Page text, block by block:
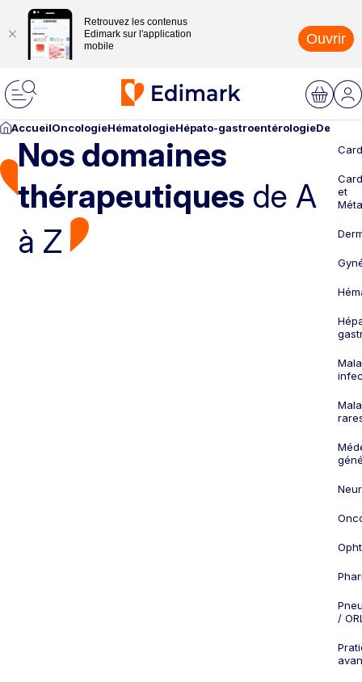
Retrouvez les contenus
Edimark sur l'application
mobile
Ouvrir
AccueilOncologieHématologieHépato-gastroentérologie
Nos domaines
thérapeutiques de A
à Z
et
/